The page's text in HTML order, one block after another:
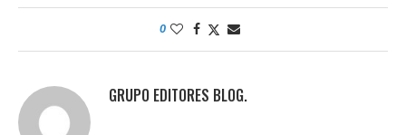
0
GRUPO EDITORES BLOG.